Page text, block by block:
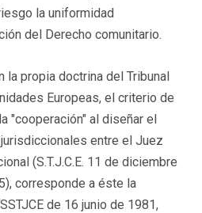
la uniformidad
del Derecho comunitario.
la propia doctrina del Tribunal
Europeas, el criterio de
"cooperación" al diseñar el
entre el Juez
(S.T.J.C.E. 11 de diciembre
corresponde a éste la
de 16 junio de 1981,